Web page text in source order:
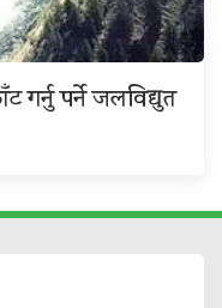
गर्नु पर्ने जलविद्युत